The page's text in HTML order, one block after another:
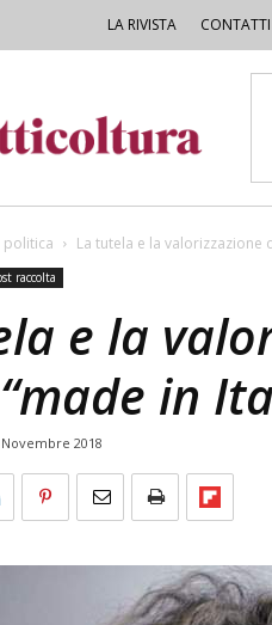
LA RIVISTA CONTATTI
politica La tutela e la valorizzazione
raccolta
e la
in
Novembre 2018